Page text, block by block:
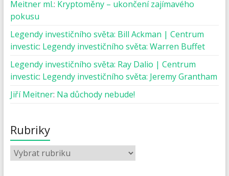
Meitner ml.: Kryptoměny – ukončení zajímavého
pokusu
Legendy investičního světa: Bill Ackman | Centrum
investic: Legendy investičního světa: Warren Buffet
Legendy investičního světa: Ray Dalio | Centrum
investic: Legendy investičního světa: Jeremy Grantham
Jiří Meitner: Na důchody nebude!
Rubriky